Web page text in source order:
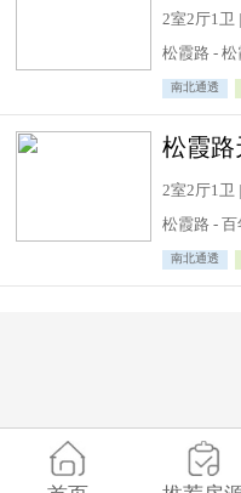
2室2厅1卫
松霞路 -
南北通透
2室2厅1卫
松霞路 - 百
南北通透